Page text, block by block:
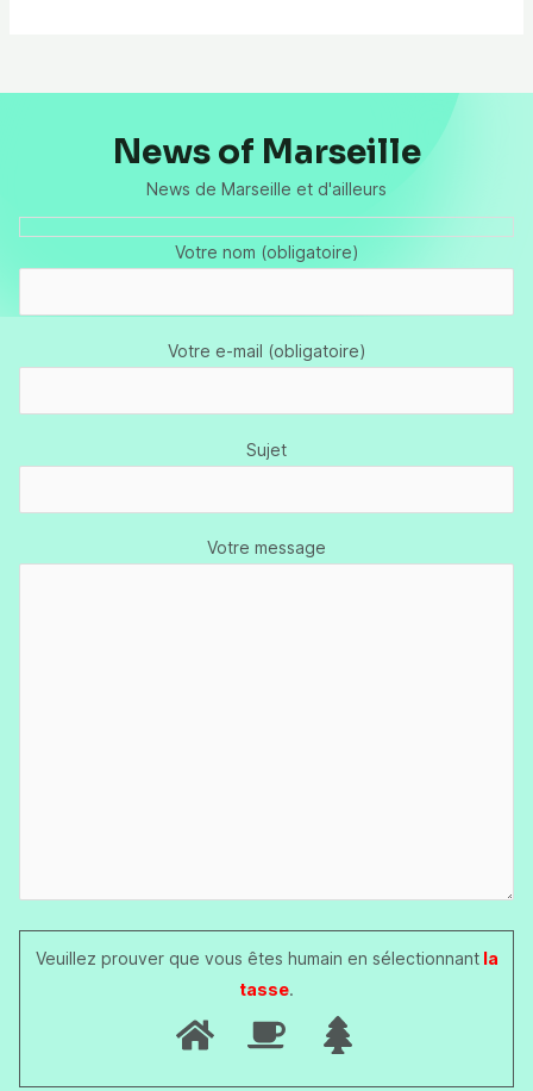
News of Marseille
News de Marseille et d'ailleurs
Votre nom (obligatoire)
Votre e-mail (obligatoire)
Sujet
Votre message
Veuillez prouver que vous êtes humain en sélectionnantla
tasse.